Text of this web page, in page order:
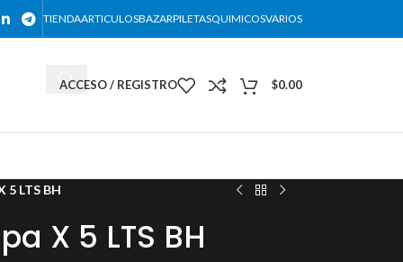
TIENDAARTICULOSBAZARPILETASQUIMICOSVARIOS
ACCESO / REGISTRO $0.00
5 LTS BH
X 5 LTS BH